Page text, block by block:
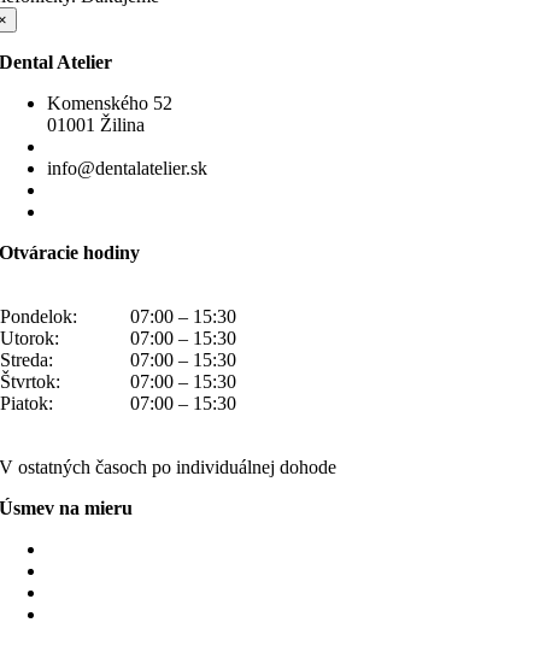
Dental Atelier
Komenského 52
01001 Žilina
info@dentalatelier.sk
Otváracie hodiny
Pondelok:
Utorok:
Streda:
Štvrtok:
Piatok:
07:00 – 15:30
07:00 – 15:30
07:00 – 15:30
07:00 – 15:30
07:00 – 15:30
V ostatných časoch po individuálnej dohode
Úsmev na mieru